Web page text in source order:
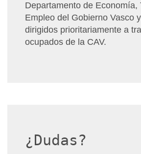
Departamento de Economía,
Empleo del Gobierno Vasco
dirigidos prioritariamente a
ocupados de la CAV.
¿Dudas?